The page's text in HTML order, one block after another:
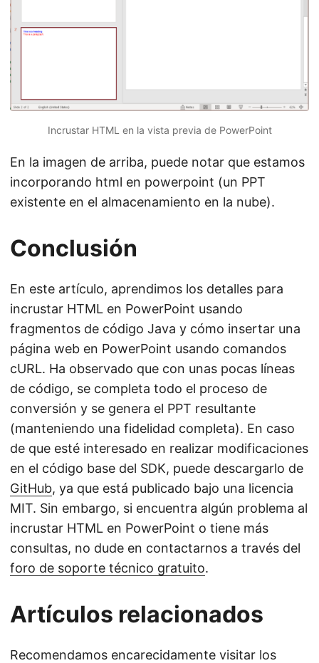
Incrustar HTML en la vista previa de PowerPoint
En la imagen de arriba, puede notar que estamos
incorporando html en powerpoint (un PPT
existente en el almacenamiento en la nube).
Conclusión
En este artículo, aprendimos los detalles para
incrustar HTML en PowerPoint usando
fragmentos de código Java y cómo insertar una
página web en PowerPoint usando comandos
cURL. Ha observado que con unas pocas líneas
de código, se completa todo el proceso de
conversión y se genera el PPT resultante
(manteniendo una fidelidad completa). En caso
de que esté interesado en realizar modificaciones
en el código base del SDK, puede descargarlo de
GitHub, ya que está publicado bajo una licencia
MIT. Sin embargo, si encuentra algún problema al
incrustar HTML en PowerPoint o tiene más
consultas, no dude en contactarnos a través del
foro de soporte técnico gratuito.
Artículos relacionados
Recomendamos encarecidamente visitar los